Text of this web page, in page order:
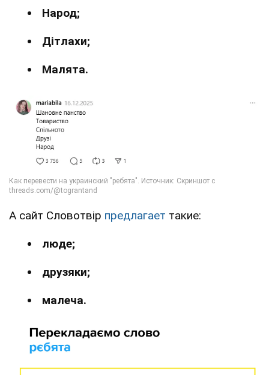
Народ;
Дітлахи;
Малята.
А сайт Словотвір предлагает такие:
люде;
друзяки;
малеча.